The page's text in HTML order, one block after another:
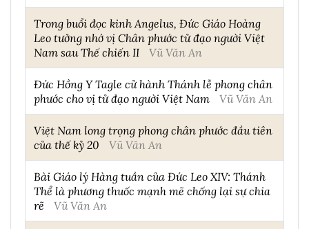
Trong buổi đọc kinh Angelus, Đức Giáo Hoàng
Leo tưởng nhớ vị Chân phước tử đạo người Việt
Nam sau Thế chiến II
Vũ Văn An
Đức Hồng Y Tagle cử hành Thánh lễ phong chân
phước cho vị tử đạo người Việt Nam
Vũ Văn An
Việt Nam long trọng phong chân phước đầu tiên
của thế kỷ 20
Vũ Văn An
Bài Giáo lý Hàng tuần của Đức Leo XIV: Thánh
Thể là phương thuốc mạnh mẽ chống lại sự chia
rẽ
Vũ Văn An